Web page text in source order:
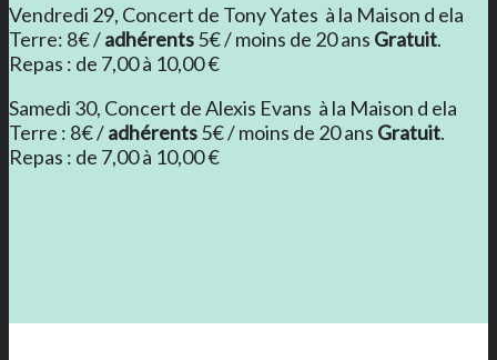
Vendredi 29, Concert de Tony Yates à la Maison d ela
Terre: 8€ /adhérents5€ / moins de 20 ans Gratuit.
Repas : de 7,00 à 10,00 €
Samedi 30, Concert de Alexis Evans à la Maison d ela
Terre : 8€ /adhérents5€ / moins de 20 ans Gratuit.
Repas : de 7,00 à 10,00 €